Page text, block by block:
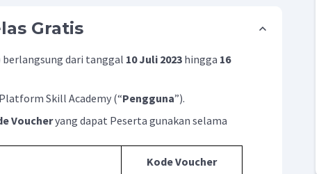
Gratis
berlangsung dari tanggal 10 Juli 2023 hingga 16
Skill Academy (“Pengguna”).
Voucheryang dapat Peserta gunakan selama
Kode Voucher